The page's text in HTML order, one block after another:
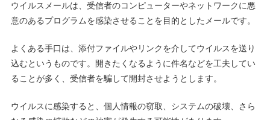
ウイルスメールは、受信者のコンピューターやネットワークに悪
意のあるプログラムを感染させることを目的としたメールです。
よくある手口は、添付ファイルやリンクを介してウイルスを送り
込むというものです。開きたくなるように件名などを工夫してい
ることが多く、受信者を騙して開封させようとします。
ウイルスに感染すると、個人情報の窃取、システムの破壊、さら